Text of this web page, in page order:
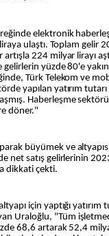
elektronik
ulaştı. Toplam gelir
224 milyar lirayı
yüzde 80'e yakın
Türk Telekom ve
yapılan yatırım
Haberleşme
döner."
büyümek ve
net satış gelirlerinin
dikkati çekti.
için yaptığı yatırım
Uraloğlu, "Tüm
68,6 artarak 52,4